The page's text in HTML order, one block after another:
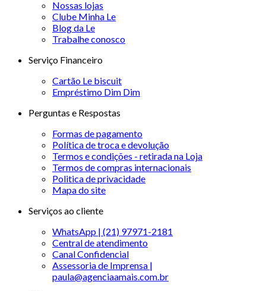
Nossas lojas
Clube Minha Le
Blog da Le
Trabalhe conosco
Serviço Financeiro
Cartão Le biscuit
Empréstimo Dim Dim
Perguntas e Respostas
Formas de pagamento
Política de troca e devolução
Termos e condições - retirada na Loja
Termos de compras internacionais
Politica de privacidade
Mapa do site
Serviços ao cliente
WhatsApp | (21) 97971-2181
Central de atendimento
Canal Confidencial
Assessoria de Imprensa |
paula@agenciaamais.com.br